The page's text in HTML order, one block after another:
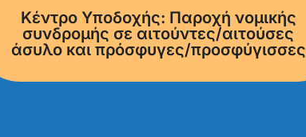
Κέντρο Υποδοχής: Παροχή νομικής
συνδρομής σε αιτούντες/αιτούσες
άσυλο και πρόσφυγες/προσφύγισσες